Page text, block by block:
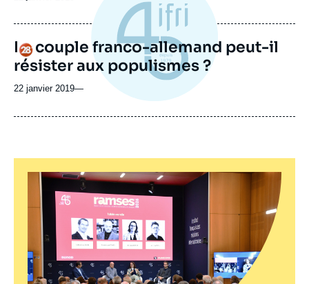
Logo
Le couple franco-allemand peut-il
résister aux populismes ?
22 janvier 2019—